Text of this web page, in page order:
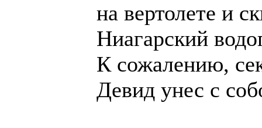
на вертолете и
Ниагарский
К сожалению,
Девид унес с